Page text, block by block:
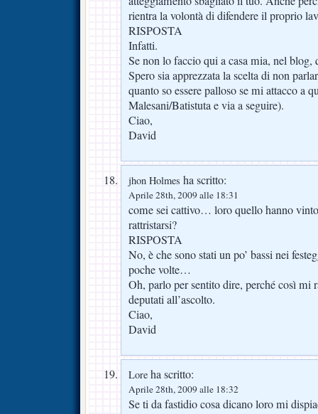
rientra la volontà di difendere il proprio
RISPOSTA
Infatti.
Se non lo faccio qui a casa mia, nel blog,
Spero sia apprezzata la scelta di non
quanto so essere palloso se mi attacco a
Malesani/Batistuta e via a seguire).
Ciao,
David
jhon Holmes ha scritto:
Aprile 28th, 2009 alle 18:31
come sei cattivo… loro quello hanno
rattristarsi?
RISPOSTA
No, è che sono stati un po’ bassi nei
poche volte…
Oh, parlo per sentito dire, perché così mi
deputati all’ascolto.
Ciao,
David
Lore ha scritto:
Aprile 28th, 2009 alle 18:32
Se ti da fastidio cosa dicano loro mi